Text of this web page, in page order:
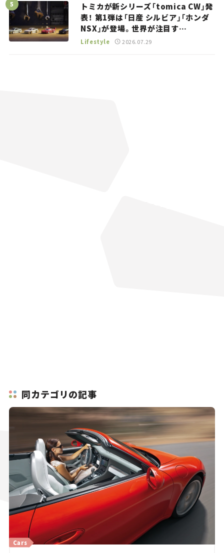
トミカが新シリーズ「tomica CW」発
表！ 第1弾は「日産 シルビア」「ホンダ
NSX」が登場。世界が注目す
る“JDM”に焦点【クルマとホビー】
Lifestyle 2026.07.29
同カテゴリの記事
Cars